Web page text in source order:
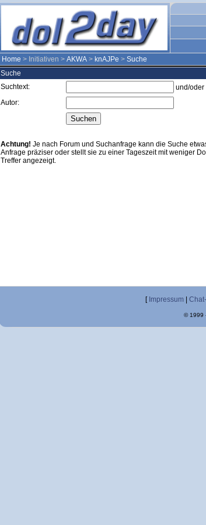
Home > Initiativen > AKWA > knAJPe > Suche
Suche
Suchtext:
und/oder
Autor:
Achtung! Je nach Forum und Suchanfrage kann die Suche
Anfrage präziser oder stellt sie zu einer Tageszeit mit weniger
Treffer angezeigt.
[ Impressum
© 1999